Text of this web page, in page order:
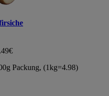
Packung, (1kg=4.98)